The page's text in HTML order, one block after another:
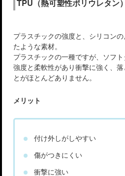
TPU（熱可塑性ポリウレタン）
プラスチックの強度と、シリコン
たような素材。
プラスチックの一種ですが、ソフト
強度と柔軟性があり衝撃に強く、
とがほとんどありません。
メリット
付け外しがしやすい
傷がつきにくい
衝撃に強い